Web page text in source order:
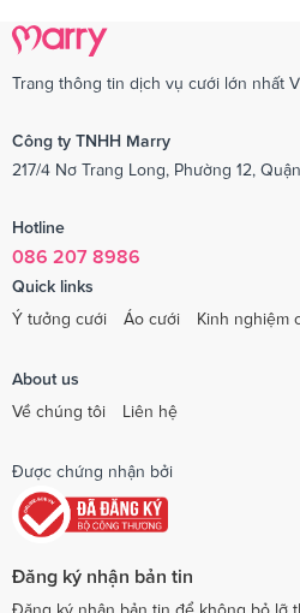
Trang thông tin dịch vụ cưới lớn nhất
Công ty TNHH Marry
217/4 Nơ Trang Long, Phường 12,
Hotline
086 207 8986
Quick links
Ý tưởng cưới
Áo cưới Kinh nghiệm
About us
Về chúng tôi
Liên hệ
Được chứng nhận bởi
Đăng ký nhận bản tin